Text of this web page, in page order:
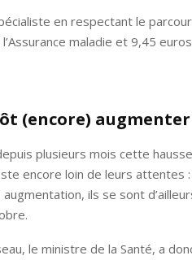
en respectant le
maladie et 9,45
(encore) augmenter
plusieurs mois cette
encore loin de leurs attentes :
ils se sont
le ministre de la Santé, a